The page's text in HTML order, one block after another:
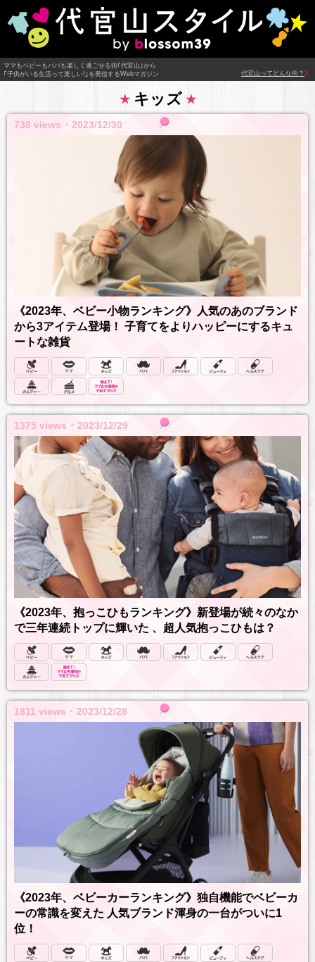
ママもベビーもパパも楽しく過ごせる街｢代官山｣から
｢子供がいる生活って楽しい!｣を発信するWebマガジン
代官山ってどんな街？
キッズ
738 views ･ 2023/12/30
《2023年、ベビー小物ランキング》人気のあのブランド
から3アイテム登場！ 子育てをよりハッピーにするキュ
ートな雑貨
1375 views ･ 2023/12/29
《2023年、抱っこひもランキング》新登場が続々のなか
で三年連続トップに輝いた 、超人気抱っこひもは？
1811 views ･ 2023/12/28
《2023年、ベビーカーランキング》独自機能でベビーカ
ーの常識を変えた 人気ブランド渾身の一台がついに1
位！